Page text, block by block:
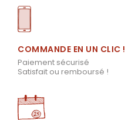
COMMANDE EN UN CLIC !
Paiement sécurisé
Satisfait ou remboursé !